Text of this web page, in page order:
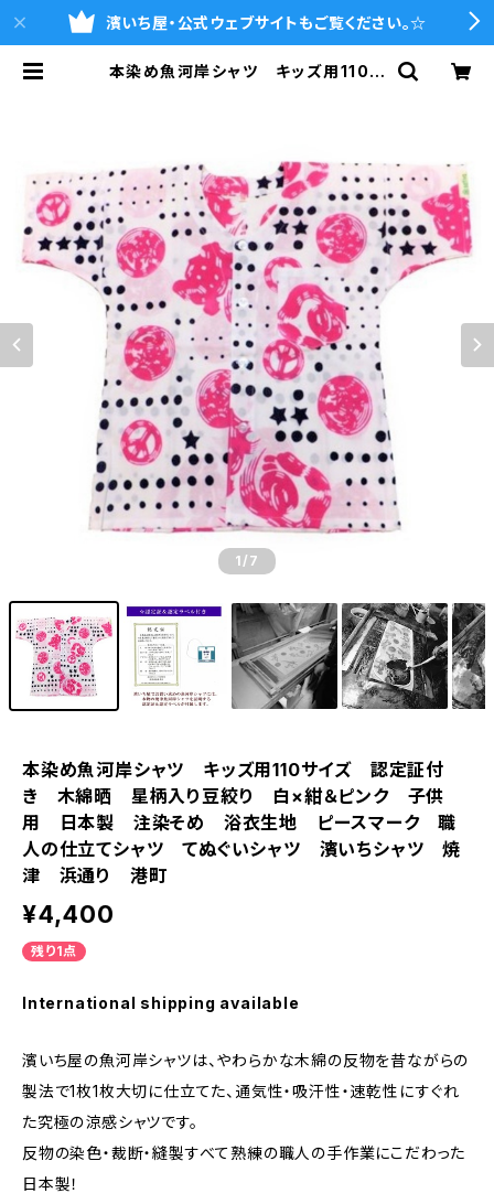
濱いち屋・公式ウェブサイトもご覧ください。☆
本染め魚河岸シャツ キッズ用110サ
ぐいシャツ 濱いちシャツ 焼津 浜
通り 港町 | 魚河岸シャツの濱いち
屋・通販サイト
1 /7
本染め魚河岸シャツ キッズ用110サイズ 認定証付
き 木綿晒 星柄入り豆絞り 白×紺＆ピンク 子供
用 日本製 注染そめ 浴衣生地 ピースマーク 職
人の仕立てシャツ てぬぐいシャツ 濱いちシャツ 焼
津 浜通り 港町
¥4,400
残り1点
International shipping available
濱いち屋の魚河岸シャツは、やわらかな木綿の反物を昔ながらの
製法で1枚1枚大切に仕立てた、通気性・吸汗性・速乾性にすぐれ
た究極の涼感シャツです。
反物の染色・裁断・縫製すべて熟練の職人の手作業にこだわった
日本製！